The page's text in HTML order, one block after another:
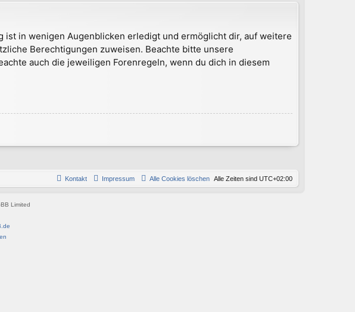
in wenigen Augenblicken erledigt und ermöglicht dir, auf weitere
Berechtigungen zuweisen. Beachte bitte unsere
auch die jeweiligen Forenregeln, wenn du dich in diesem
Alle Zeiten sind UTC+02:00
Alle Cookies löschen
Impressum
Kontakt
Limited